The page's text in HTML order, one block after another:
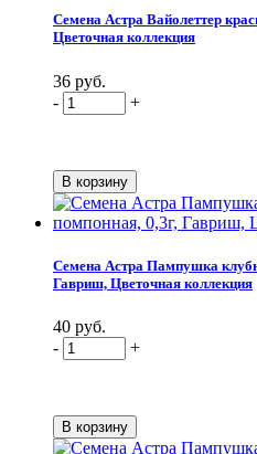
Семена Астра Вайолеттер
Цветочная коллекция
36 руб.
-
+
Семена Астра Пампушка
Гавриш, Цветочная коллекция
40 руб.
-
+